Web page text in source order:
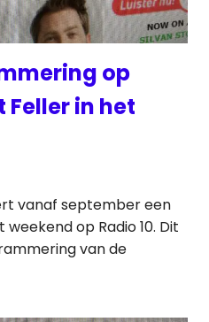
op
Feller in het
vanaf september een
op Radio 10. Dit
van de